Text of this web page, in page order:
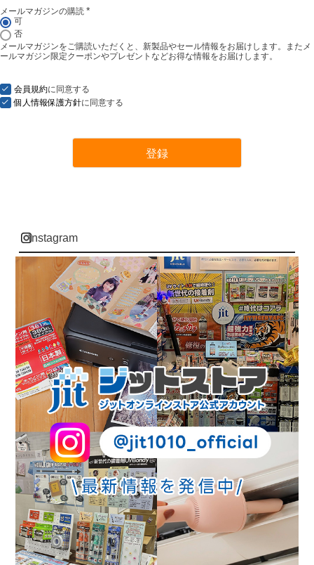
メールマガジンの購読
須
)
可
否
メールマガジンをご購読いただくと、新製品やセール情報をお届けします。またメ
ールマガジン限定クーポンやプレゼントなどお得な情報をお届けします。
会員規約に同意する
個人情報保護方針に同意する
登録
instagram